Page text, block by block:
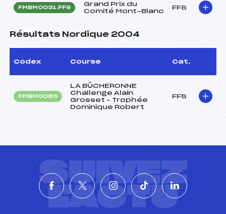
FMBM0031.FFS
Grand Prix du
Comité Mont-Blanc
FFS
Résultats Nordique 2004
Codex Course Cat.
FMBM0065
LA BÛCHERONNE
Challenge Alain
Grosset – Trophée
Dominique Robert
FFS
SUIVEZ
L'ACTU